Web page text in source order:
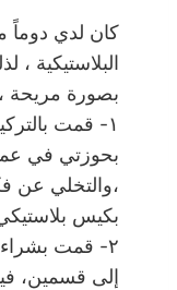
كان لدي دوماً
البلاستيكية ،
بصورة مريحة
١- قمت
بحوزتي في
،والتخلي عن
بكيس
٢- قمت
إلى قسمين،